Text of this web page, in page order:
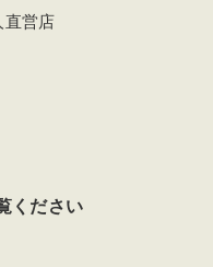
直営店
ください